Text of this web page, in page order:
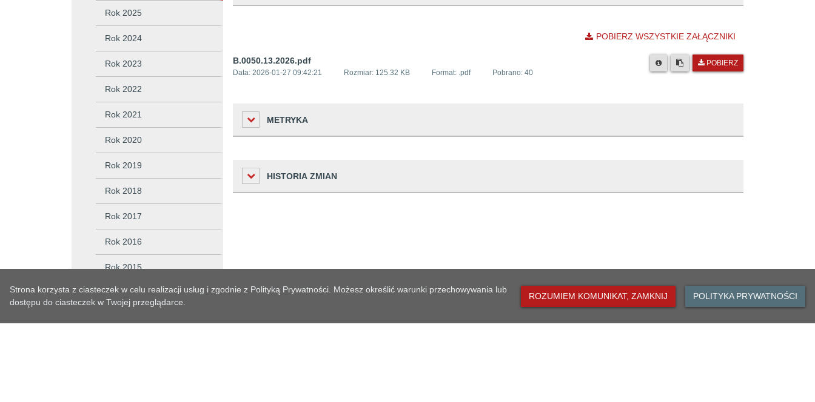
Rok 2025
Rok 2024
Rok 2023
Rok 2022
Rok 2021
Rok 2020
Rok 2019
Rok 2018
Rok 2017
Rok 2016
Rok 2015
Rok 2014
POBIERZ WSZYSTKIE ZAŁĄCZNIKI
B.0050.13.2026.pdf
Data: 2026-01-27 09:42:21 Rozmiar: 125.32 KB Format: .pdf Pobrano: 40
POBIERZ
METRYKA
Liczba odwiedzin
Podmiot udostępniający informację Urząd Miasta Zielonka
HISTORIA ZMIAN
Strona korzysta z ciasteczek w celu realizacji usług i zgodnie z Polityką Prywatności. Możesz określić warunki przechowywania lub
dostępu do ciasteczek w Twojej przeglądarce.
ROZUMIEM KOMUNIKAT, ZAMKNIJ POLITYKA PRYWATNOŚCI